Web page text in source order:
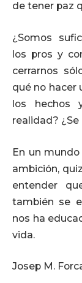
de tener paz
¿Somos
los pros y
cerrarnos
qué no hacer
los hechos
realidad?
En un
ambición,
entender
también se
nos ha
vida.
Josep M.